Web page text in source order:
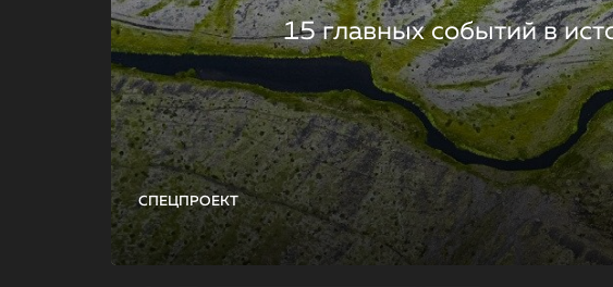
СПЕЦПРОЕКТ
15 главных событий в